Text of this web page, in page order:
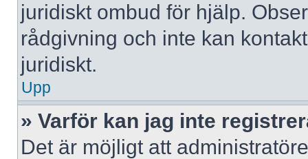
juridiskt ombud för hjälp.
rådgivning och inte kan
juridiskt.
Upp
» Varför kan jag inte
Det är möjligt att